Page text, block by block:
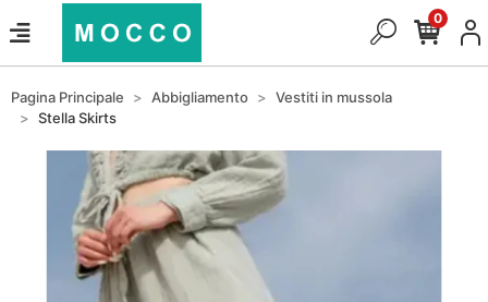
0
Pagina Principale Abbigliamento
Vestiti in mussola
Stella Skirts